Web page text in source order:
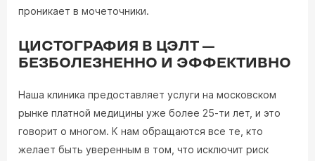
проникает в мочеточники.
ЦИСТОГРАФИЯ В ЦЭЛТ —
БЕЗБОЛЕЗНЕННО И ЭФФЕКТИВНО
Наша клиника предоставляет услуги на московском
рынке платной медицины уже более 25-ти лет, и это
говорит о многом. К нам обращаются все те, кто
желает быть уверенным в том, что исключит риск